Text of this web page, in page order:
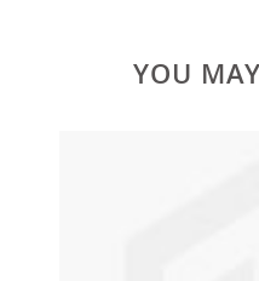
YOU